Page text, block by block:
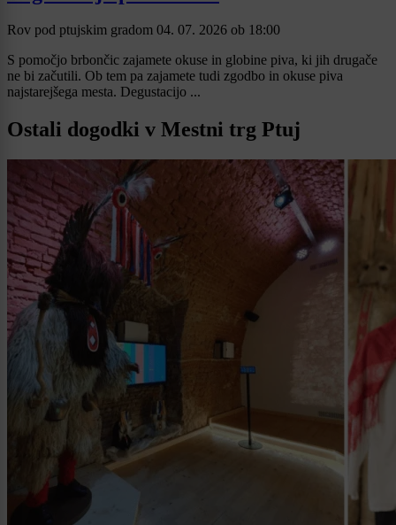
Rov pod ptujskim gradom 04. 07. 2026 ob 18:00
S pomočjo brbončic zajamete okuse in globine piva, ki jih drugače
ne bi začutili. Ob tem pa zajamete tudi zgodbo in okuse piva
najstarejšega mesta. Degustacijo ...
Ostali dogodki v Mestni trg Ptuj